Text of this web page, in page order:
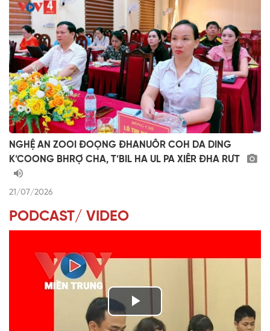
NGHỆ AN ZOOI ĐOỌNG ĐHANUÔR COH DA DING
K’COONG BHRỢ CHA, T’BIL HA UL PA XIÊR ĐHA RƯT
21/07/2026
PODCAST/ VIDEO
P